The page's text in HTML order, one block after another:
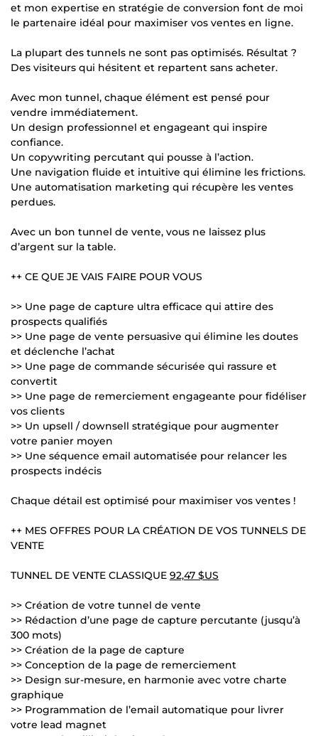
et mon expertise en stratégie de conversion font de moi
le partenaire idéal pour maximiser vos ventes en ligne.
La plupart des tunnels ne sont pas optimisés. Résultat ?
Des visiteurs qui hésitent et repartent sans acheter.
Avec mon tunnel, chaque élément est pensé pour
vendre immédiatement.
Un design professionnel et engageant qui inspire
confiance.
Un copywriting percutant qui pousse à l’action.
Une navigation fluide et intuitive qui élimine les frictions.
Une automatisation marketing qui récupère les ventes
perdues.
Avec un bon tunnel de vente, vous ne laissez plus
d’argent sur la table.
++ CE QUE JE VAIS FAIRE POUR VOUS
>> Une page de capture ultra efficace qui attire des
prospects qualifiés
>> Une page de vente persuasive qui élimine les doutes
et déclenche l’achat
>> Une page de commande sécurisée qui rassure et
convertit
>> Une page de remerciement engageante pour fidéliser
vos clients
>> Un upsell / downsell stratégique pour augmenter
votre panier moyen
>> Une séquence email automatisée pour relancer les
prospects indécis
Chaque détail est optimisé pour maximiser vos ventes !
++ MES OFFRES POUR LA CRÉATION DE VOS TUNNELS DE
VENTE
TUNNEL DE VENTE CLASSIQUE 92,47 $US
>> Création de votre tunnel de vente
>> Rédaction d’une page de capture percutante (jusqu’à
300 mots)
>> Création de la page de capture
>> Conception de la page de remerciement
>> Design sur-mesure, en harmonie avec votre charte
graphique
>> Programmation de l’email automatique pour livrer
votre lead magnet